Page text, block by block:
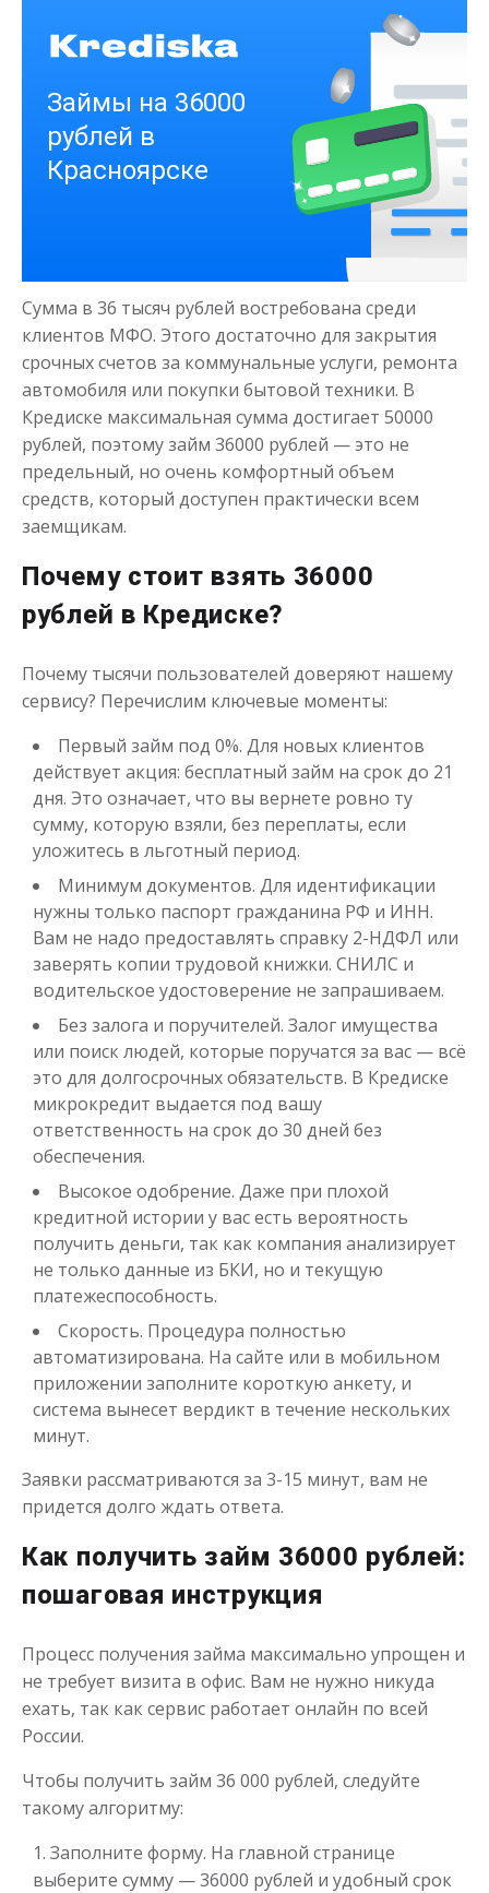
Срок от 1до 21 дня
Получить
Моментальный займ
Получить
Одолжим до 30 дней
Срок от 1 до 30 дня
Получить
Переведём в долг
Сумма до50 000
до 21 дня
Получить
Деньги до зарплаты
Сумма до50 000 ₽
Срок от 1до 21 дня
Получить
Сумма в 36 тысяч рублей востребована среди
клиентов МФО. Этого достаточно для закрытия
срочных счетов за коммунальные услуги, ремонта
автомобиля или покупки бытовой техники. В
Кредиске максимальная сумма достигает 50000
рублей, поэтому займ 36000 рублей — это не
предельный, но очень комфортный объем
средств, который доступен практически всем
заемщикам.
Почему стоит взять 36000
рублей в Кредиске?
Почему тысячи пользователей доверяют нашему
сервису? Перечислим ключевые моменты:
Первый займ под 0%. Для новых клиентов
действует акция: бесплатный займ на срок до 21
дня. Это означает, что вы вернете ровно ту
сумму, которую взяли, без переплаты, если
уложитесь в льготный период.
Минимум документов. Для идентификации
нужны только паспорт гражданина РФ и ИНН.
Вам не надо предоставлять справку 2-НДФЛ или
заверять копии трудовой книжки. СНИЛС и
водительское удостоверение не запрашиваем.
Без залога и поручителей. Залог имущества
или поиск людей, которые поручатся за вас — всё
это для долгосрочных обязательств. В Кредиске
микрокредит выдается под вашу
ответственность на срок до 30 дней без
обеспечения.
Высокое одобрение. Даже при плохой
кредитной истории у вас есть вероятность
получить деньги, так как компания анализирует
не только данные из БКИ, но и текущую
платежеспособность.
Скорость. Процедура полностью
автоматизирована. На сайте или в мобильном
приложении заполните короткую анкету, и
система вынесет вердикт в течение нескольких
минут.
Заявки рассматриваются за 3-15 минут, вам не
придется долго ждать ответа.
Как получить займ 36000 рублей:
пошаговая инструкция
Процесс получения займа максимально упрощен и
не требует визита в офис. Вам не нужно никуда
ехать, так как сервис работает онлайн по всей
России.
Чтобы получить займ 36 000 рублей, следуйте
такому алгоритму:
Заполните форму. На главной странице
выберите сумму — 36000 рублей и удобный срок